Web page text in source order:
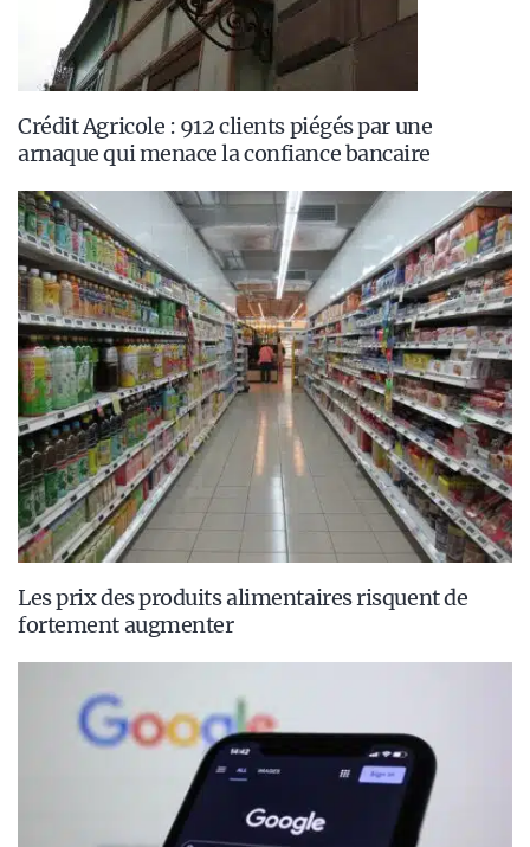
Crédit Agricole : 912 clients piégés par une
arnaque qui menace la confiance bancaire
Les prix des produits alimentaires risquent de
fortement augmenter